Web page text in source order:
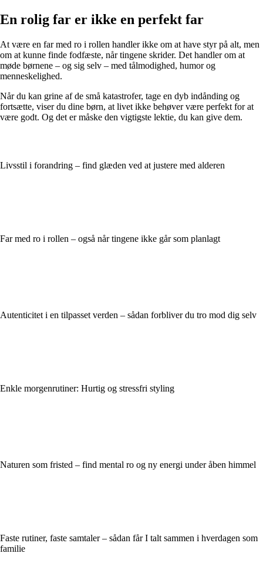
En rolig far er ikke en perfekt far
At være en far med ro i rollen handler ikke om at have styr på alt, men
om at kunne finde fodfæste, når tingene skrider. Det handler om at
møde børnene – og sig selv – med tålmodighed, humor og
menneskelighed.
Når du kan grine af de små katastrofer, tage en dyb indånding og
fortsætte, viser du dine børn, at livet ikke behøver være perfekt for at
være godt. Og det er måske den vigtigste lektie, du kan give dem.
Livsstil i forandring – find glæden ved at justere med alderen
Far med ro i rollen – også når tingene ikke går som planlagt
Autenticitet i en tilpasset verden – sådan forbliver du tro mod dig selv
Enkle morgenrutiner: Hurtig og stressfri styling
Naturen som fristed – find mental ro og ny energi under åben himmel
Faste rutiner, faste samtaler – sådan får I talt sammen i hverdagen som
familie